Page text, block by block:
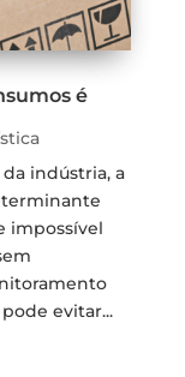
é
indústria, a
impossível
evitar...